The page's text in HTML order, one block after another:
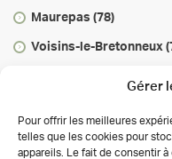
Gérer
Pour offrir les meilleures
telles que les cookies pour
appareils. Le fait de consentir
Maurepas (78)
Voisins-le-Bretonneux
Infos & conseils
Actualités